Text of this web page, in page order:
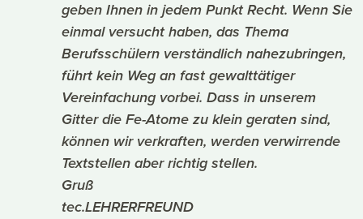
geben Ihnen in jedem Punkt Recht. Wenn Sie
einmal versucht haben, das Thema
Berufsschülern verständlich nahezubringen,
führt kein Weg an fast gewalttätiger
Vereinfachung vorbei. Dass in unserem
Gitter die Fe-Atome zu klein geraten sind,
können wir verkraften, werden verwirrende
Textstellen aber richtig stellen.
Gruß
tec.LEHRERFREUND